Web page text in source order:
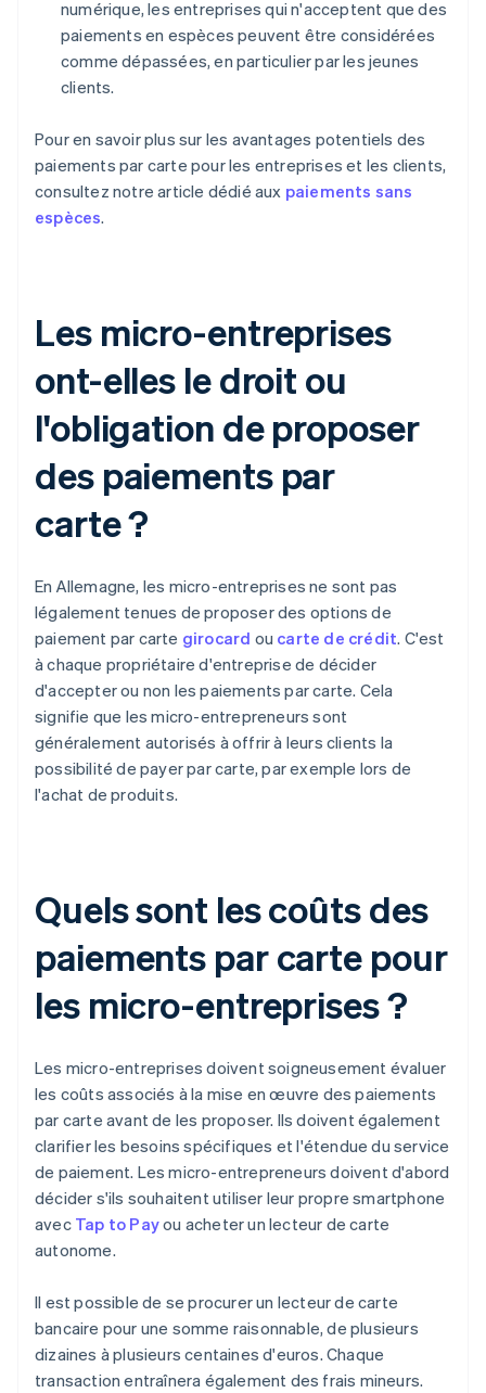
numérique, les entreprises qui n'acceptent que des
paiements en espèces peuvent être considérées
comme dépassées, en particulier par les jeunes
clients.
Pour en savoir plus sur les avantages potentiels des
paiements par carte pour les entreprises et les clients,
consultez notre article dédié aux paiements sans
espèces.
Les micro-entreprises
ont-elles le droit ou
l'obligation de proposer
des paiements par
carte ?
En Allemagne, les micro-entreprises ne sont pas
légalement tenues de proposer des options de
paiement par carte girocard ou carte de crédit. C'est
à chaque propriétaire d'entreprise de décider
d'accepter ou non les paiements par carte. Cela
signifie que les micro-entrepreneurs sont
généralement autorisés à offrir à leurs clients la
possibilité de payer par carte, par exemple lors de
l'achat de produits.
Quels sont les coûts des
paiements par carte pour
les micro-entreprises ?
Les micro-entreprises doivent soigneusement évaluer
les coûts associés à la mise en œuvre des paiements
par carte avant de les proposer. Ils doivent également
clarifier les besoins spécifiques et l'étendue du service
de paiement. Les micro-entrepreneurs doivent d'abord
décider s'ils souhaitent utiliser leur propre smartphone
avec Tap to Payou acheter un lecteur de carte
autonome.
Il est possible de se procurer un lecteur de carte
bancaire pour une somme raisonnable, de plusieurs
dizaines à plusieurs centaines d'euros. Chaque
transaction entraînera également des frais mineurs.